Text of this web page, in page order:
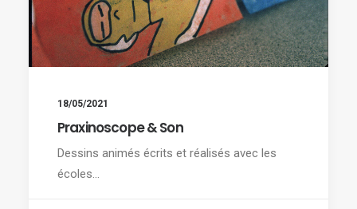
18/05/2021
Praxinoscope & Son
Dessins animés écrits et réalisés avec les
écoles…